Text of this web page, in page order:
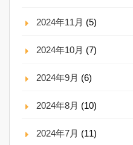
2024年11月 (5)
2024年10月 (7)
2024年9月 (6)
2024年8月 (10)
2024年7月 (11)